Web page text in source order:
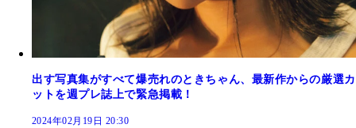
出す写真集がすべて爆売れのときちゃん、最新作からの厳選カ
ットを週プレ誌上で緊急掲載！
2024年02月19日 20:30